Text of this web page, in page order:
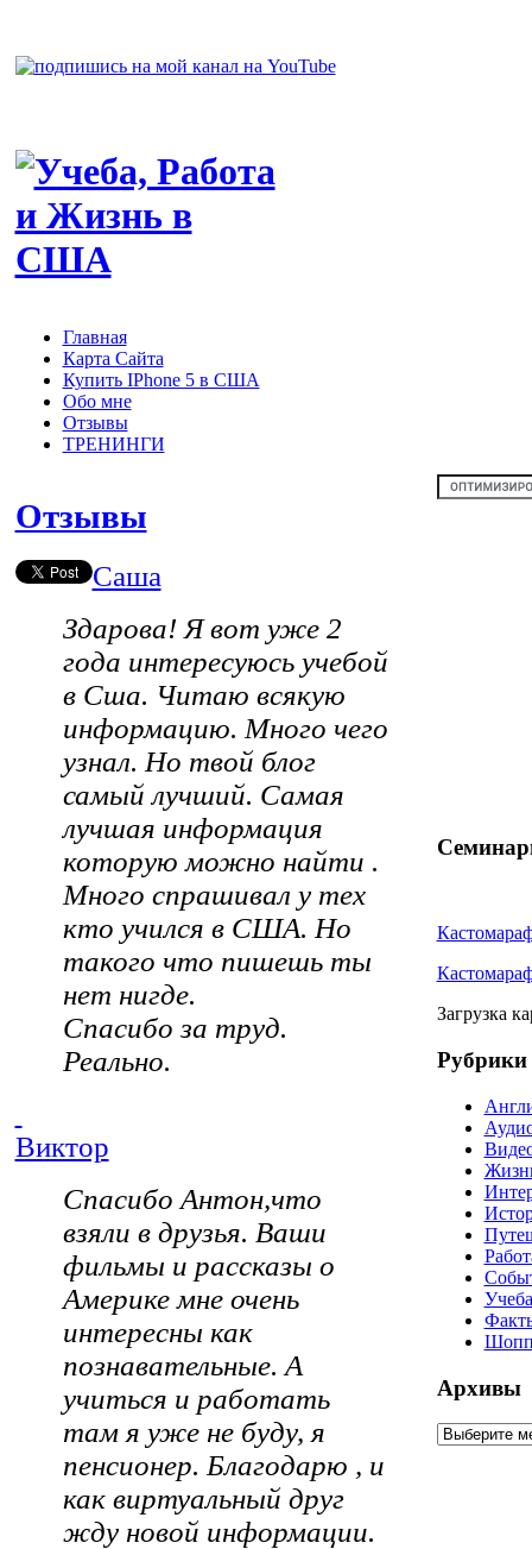
Главная
Карта Сайта
Купить IPhone 5 в США
Обо мне
Отзывы
ТРЕНИНГИ
Отзывы
Саша
Здарова! Я вот уже 2
года интересуюсь учебой
в Сша. Читаю всякую
информацию. Много чего
узнал. Но твой блог
самый лучший. Самая
лучшая информация
которую можно найти .
Много спрашивал у тех
кто учился в США. Но
такого что пишешь ты
нет нигде.
Спасибо за труд.
Реально.
Виктор
Спасибо Антон,что
взяли в друзья. Ваши
фильмы и рассказы о
Америке мне очень
интересны как
познавательные. А
учиться и работать
там я уже не буду, я
пенсионер. Благодарю , и
как виртуальный друг
жду новой информации.
Загрузка
Рубрики
Архивы